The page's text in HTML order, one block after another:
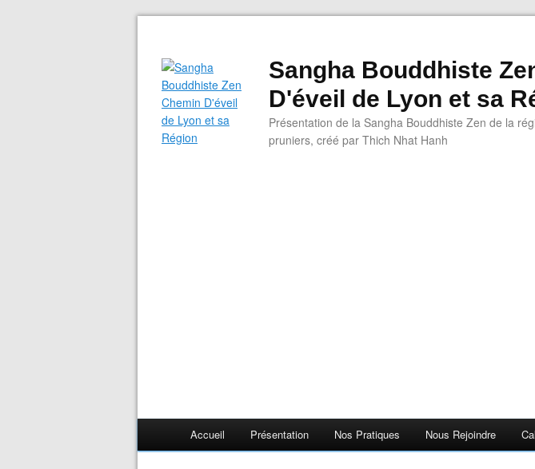
Sangha Bouddhiste
D'éveil de Lyon et sa
Présentation de la Sangha Bouddhiste Zen de la
pruniers, créé par Thich Nhat Hanh
Accueil Présentation Nos Pratiques Nous Rejoindre